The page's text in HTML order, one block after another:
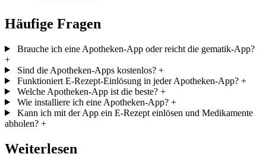
Häufige Fragen
Brauche ich eine Apotheken-App oder reicht die gematik-App?
+
Sind die Apotheken-Apps kostenlos? +
Funktioniert E-Rezept-Einlösung in jeder Apotheken-App? +
Welche Apotheken-App ist die beste? +
Wie installiere ich eine Apotheken-App? +
Kann ich mit der App ein E-Rezept einlösen und Medikamente
abholen? +
Weiterlesen